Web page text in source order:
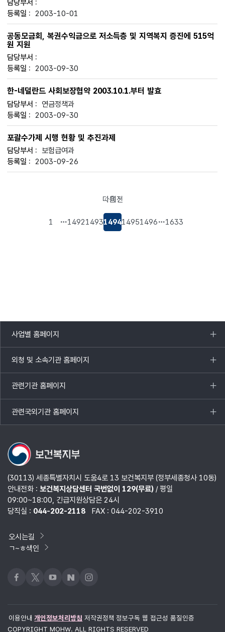
2003-10-01
공동모금회, 복권수익금으로 저소득층 및 지역복지 증진에 515억
원 지원
2003-09-30
한-네덜란드 사회보장협약 2003.10.1.부터 발효
연금정책과
2003-09-30
포괄수가제 시행 현황 및 추진과제
보험급여과
2003-09-26
이전
페이지로
이동
1 14921493149414951496 1633
다음페이지로
이동
사업별 홈페이지
목록
열기
외청 및 소속기관 홈페이지
목록
열기
관련기관 홈페이지
목록
열기
관련국외기관 홈페이지
목록
열기
(30113) 세종특별자치시 도움4로 13 보건복지부 (정부세종청사 10동)
안내전화 : 보건복지상담센터 국번없이 129(무료)/ 평일
09:00~18:00, 긴급지원상담은 24시
당직실 : 044-202-2118 FAX : 044-202-3910
오시는길
ㄱ~ㅎ색인
페이스북
x 유튜브네이버블로그
인스타그램
이용안내 개인정보처리방침 저작권정책 정보구독 웹 접근성 품질인증
COPYRIGHT MOHW. ALL RIGHTS RESERVED